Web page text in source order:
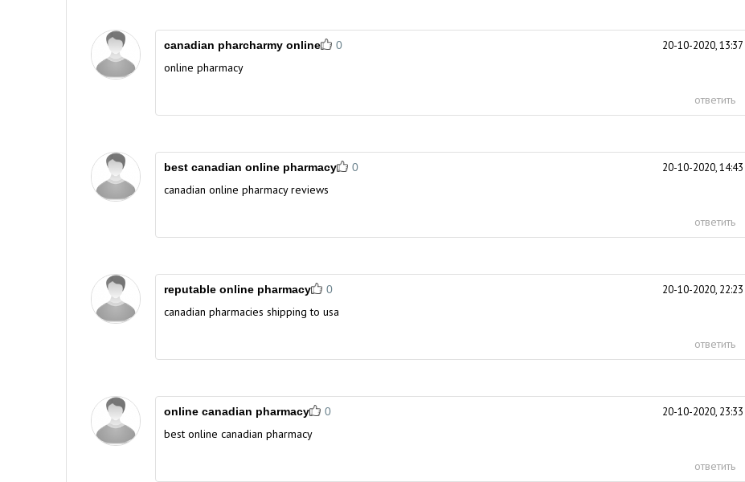
canadian pharcharmy online 20-10-2020, 13:37
0
online pharmacy
ответить
best canadian online pharmacy 20-10-2020, 14:43
0
canadian online pharmacy reviews
ответить
reputable online pharmacy 20-10-2020, 22:23
0
canadian pharmacies shipping to usa
ответить
online canadian pharmacy 20-10-2020, 23:33
0
best online canadian pharmacy
ответить